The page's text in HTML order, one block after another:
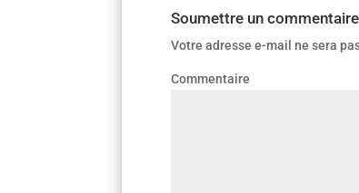
Soumettre un commentaire
Votre adresse e-mail ne sera